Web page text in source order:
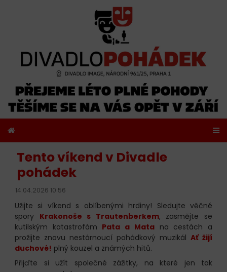
Tento víkend v Divadle
pohádek
14.04.2026 10:56
Užijte si víkend s oblíbenými hrdiny! Sledujte věčné
spory Krakonoše s Trautenberkem, zasmějte se
kutilským katastrofám Pata a Matana cestách a
prožijte znovu nestárnoucí pohádkový muzikál Ať žijí
duchové! plný kouzel a známých hitů.
Přijďte si užít společné zážitky, na které jen tak